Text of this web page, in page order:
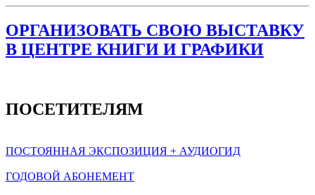
ОРГАНИЗОВАТЬ СВОЮ ВЫСТАВКУ
В ЦЕНТРЕ КНИГИ И ГРАФИКИ
ПОСЕТИТЕЛЯМ
ПОСТОЯННАЯ ЭКСПОЗИЦИЯ + АУДИОГИД
ГОДОВОЙ АБОНЕМЕНТ